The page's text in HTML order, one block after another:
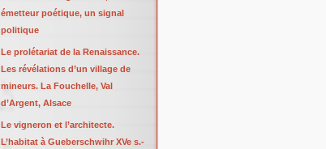
émetteur poétique, un signal
politique
Le prolétariat de la Renaissance.
Les révélations d’un village de
mineurs. La Fouchelle, Val
d’Argent, Alsace
Le vigneron et l’architecte.
L’habitat à Gueberschwihr XVe s.-